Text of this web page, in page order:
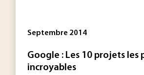
Septembre 2014
Google : Les 10 projets les
incroyables